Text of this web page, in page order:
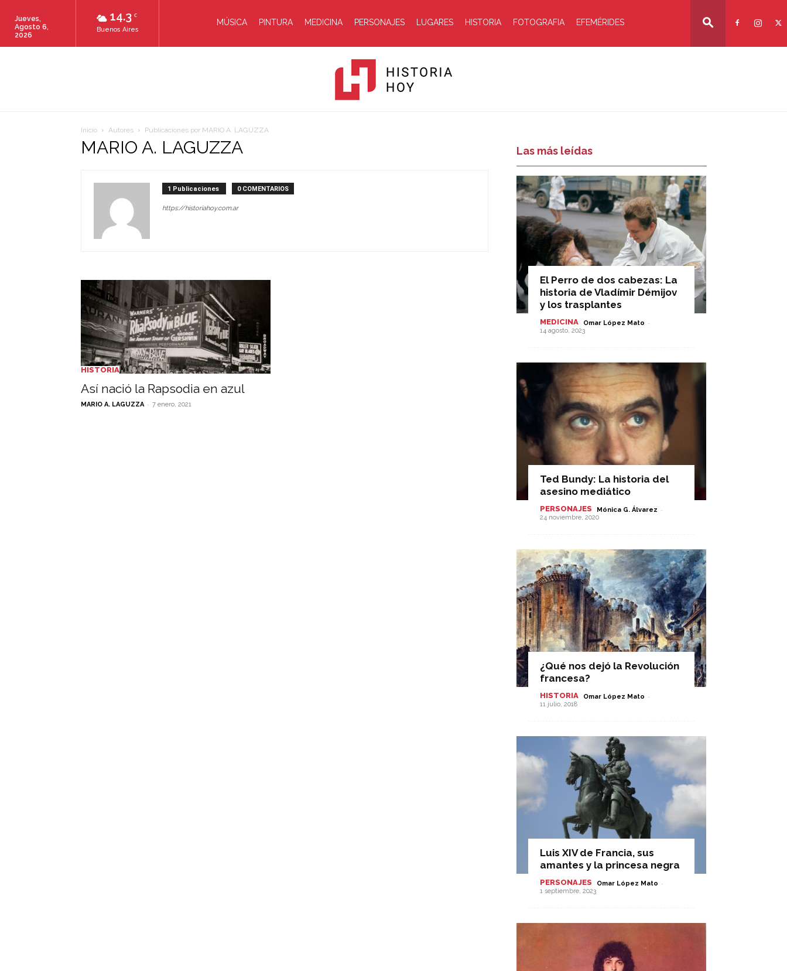
14.3 C
Buenos Aires
Jueves,
Agosto 6,
2026
MÚSICA PINTURA MEDICINA PERSONAJES LUGARES HISTORIA FOTOGRAFIA EFEMÉRIDES
Inicio Autores Publicaciones por MARIO A. LAGUZZA
MARIO A. LAGUZZA
1 Publicaciones 0 COMENTARIOS
https://historiahoy.com.ar
HISTORIA
Así nació la Rapsodia en azul
MARIO A. LAGUZZA - 7 enero, 2021
Las más leídas
El Perro de dos cabezas: La
historia de Vladímir Démijov
y los trasplantes
MEDICINA Omar López Mato -
14 agosto, 2023
Ted Bundy: La historia del
asesino mediático
PERSONAJES Mónica G. Álvarez -
24 noviembre, 2020
¿Qué nos dejó la Revolución
francesa?
HISTORIA Omar López Mato -
11 julio, 2018
Luis XIV de Francia, sus
amantes y la princesa negra
PERSONAJES Omar López Mato -
1 septiembre, 2023